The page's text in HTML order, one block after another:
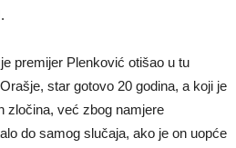
premijer Plenković otišao u tu
star gotovo 20 godina, a koji je
zločina, već zbog namjere
do samog slučaja, ako je on uopće